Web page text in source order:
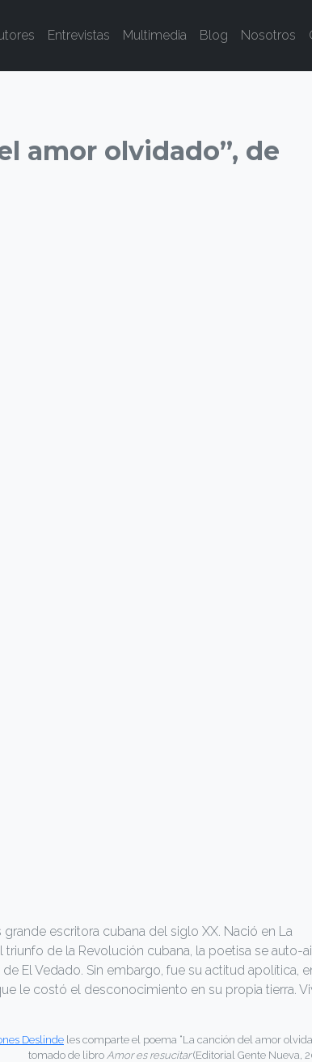
Entrevistas Multimedia Blog Nosotros
amor olvidado”, de
escritora cubana del siglo XX. Nació en La
triunfo de la Revolución cubana, la poetisa se auto-
El Vedado. Sin embargo, fue su actitud apolítica,
le costó el desconocimiento en su propia tierra.
Deslinde les comparte el poema “La canción del amor
tomado de libro Amor es resucitar(Editorial Gente Nueva,